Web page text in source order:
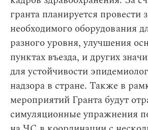
гранта планируется провести
необходимого оборудования
разного уровня, улучшения
пунктах въезда, и других
для устойчивости
надзора в стране. Также в
мероприятий Гранта будут
симуляционные упражнения